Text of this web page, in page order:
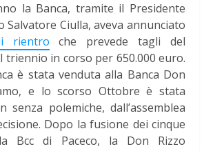
la Banca, tramite il Presidente
Salvatore Ciulla, aveva annunciato
rientro che prevede tagli del
triennio in corso per 650.000 euro.
è stata venduta alla Banca Don
e lo scorso Ottobre è stata
senza polemiche, dall’assemblea
Dopo la fusione dei cinque
Bcc di Paceco, la Don Rizzo